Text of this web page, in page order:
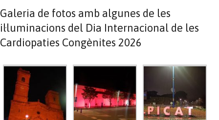
Galeria de fotos amb algunes de les
il·luminacions del Dia Internacional de les
Cardiopaties Congènites 2026